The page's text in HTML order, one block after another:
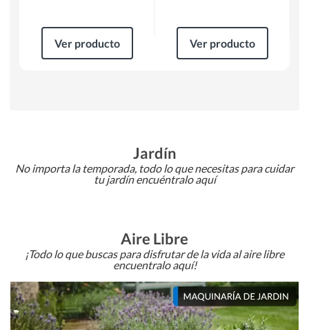
Ver producto Ver producto
Jardín
No importa la temporada, todo lo que necesitas para cuidar
tu jardín encuéntralo aquí
Aire Libre
¡Todo lo que buscas para disfrutar de la vida al aire libre
encuentralo aquí!